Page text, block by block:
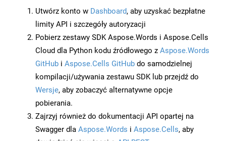
Utwórz konto w Dashboard, aby uzyskać bezpłatne
limity API i szczegóły autoryzacji
Pobierz zestawy SDK Aspose.Words i Aspose.Cells
Cloud dla Python kodu źródłowego z Aspose.Words
GitHub i Aspose.Cells GitHub do samodzielnej
kompilacji/używania zestawu SDK lub przejdź do
Wersje, aby zobaczyć alternatywne opcje
pobierania.
Zajrzyj również do dokumentacji API opartej na
Swagger dla Aspose.Words i Aspose.Cells, aby